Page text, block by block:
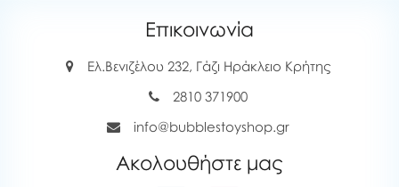
Επικοινωνία
Ελ.Βενιζέλου 232, Γάζι Ηράκλειο Κρήτης
2810 371900
info@bubblestoyshop.gr
Ακολουθήστε μας